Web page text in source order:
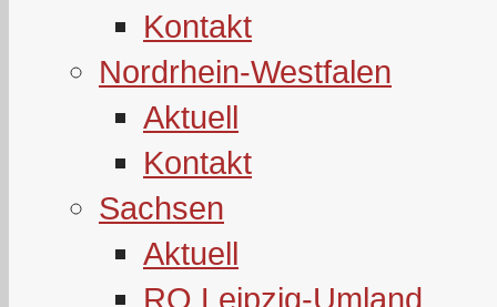
Kontakt
Nordrhein-Westfalen
Aktuell
Kontakt
Sachsen
Aktuell
RO Leipzig-Umland